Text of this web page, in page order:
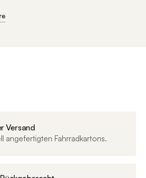
Versand
angefertigten Fahrradkartons.